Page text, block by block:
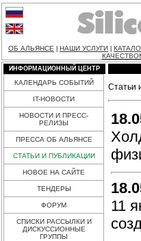
ОБ АЛЬЯНСЕ НАШИ УСЛУГИ
ИНФОРМАЦИОННЫЙ ЦЕНТР
КАЛЕНДАРЬ СОБЫТИЙ
IT-НОВОСТИ
НОВОСТИ И ПРЕСС-
РЕЛИЗЫ
ПРЕССА ОБ АЛЬЯНСЕ
СТАТЬИ И ПУБЛИКАЦИИ
НОВОЕ НА САЙТЕ
ТЕНДЕРЫ
ФОРУМ
СПИСКИ РАССЫЛКИ И
ДИСКУССИОННЫЕ
ГРУППЫ
Статьи
11